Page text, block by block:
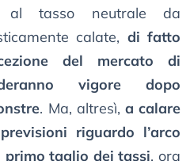
al tasso neutrale da
calate, di fatto
del mercato di
vigore dopo
. Ma, altresì, a calare
riguardo l’arco
taglio dei tassi, ora